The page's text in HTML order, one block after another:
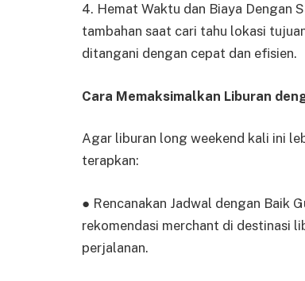
4. Hemat Waktu dan Biaya Dengan
tambahan saat cari tahu lokasi
ditangani dengan cepat dan efisien.
Cara Memaksimalkan Liburan
Agar liburan long weekend kali ini
terapkan:
● Rencanakan Jadwal dengan Baik
rekomendasi merchant di destinasi
perjalanan.